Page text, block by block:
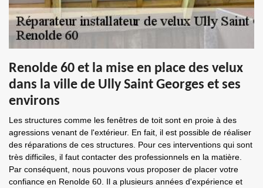
Renolde 60 et la mise en place des velux
dans la ville de Ully Saint Georges et ses
environs
Les structures comme les fenêtres de toit sont en proie à des
agressions venant de l'extérieur. En fait, il est possible de réaliser
des réparations de ces structures. Pour ces interventions qui sont
très difficiles, il faut contacter des professionnels en la matière.
Par conséquent, nous pouvons vous proposer de placer votre
confiance en Renolde 60. Il a plusieurs années d'expérience et